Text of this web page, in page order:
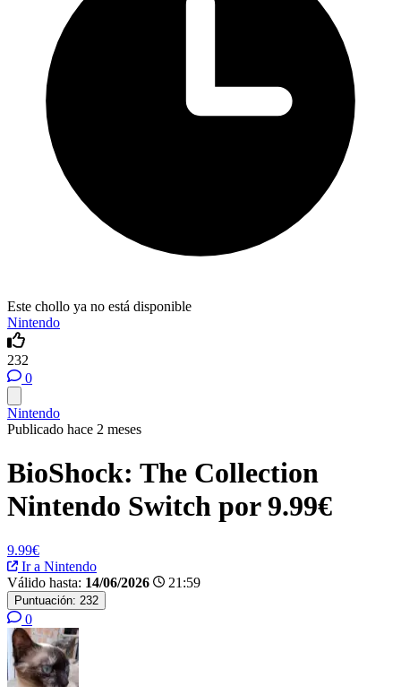
Este chollo ya no está disponible
Nintendo
232
0
Nintendo
Publicado hace 2 meses
BioShock: The Collection
Nintendo Switch por 9.99€
9.99€
Ir a Nintendo
Válido hasta: 14/06/2026 21:59
Puntuación: 232
0